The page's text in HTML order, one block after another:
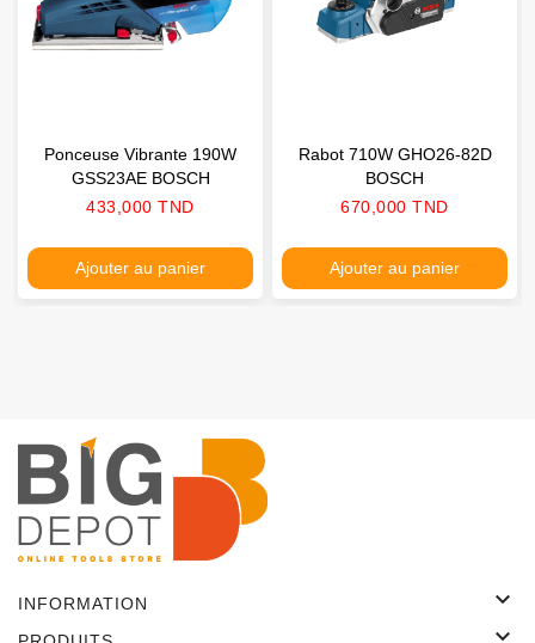
Ponceuse Vibrante 190W
GSS23AE BOSCH
Prix
433,000 TND
Ajouter au panier
Rabot 710W GHO26-82D
BOSCH
Prix
670,000 TND
Ajouter au panier
INFORMATION 